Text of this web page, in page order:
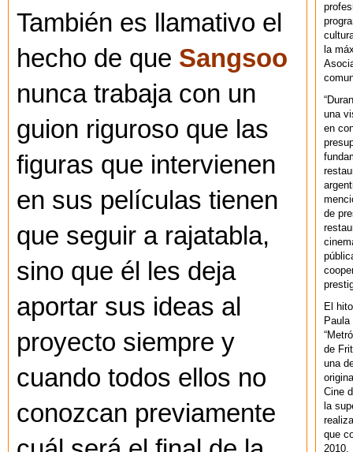
También es llamativo el
hecho de que Sangsoo
nunca trabaja con un
guion riguroso que las
figuras que intervienen
en sus películas tienen
que seguir a rajatabla,
sino que él les deja
aportar sus ideas al
proyecto siempre y
cuando todos ellos no
conozcan previamente
la
una
en
de
El
de
una
Cine
la
que
2010.